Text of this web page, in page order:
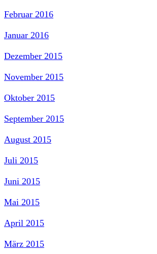
Februar 2016
Januar 2016
Dezember 2015
November 2015
Oktober 2015
September 2015
August 2015
Juli 2015
Juni 2015
Mai 2015
April 2015
März 2015